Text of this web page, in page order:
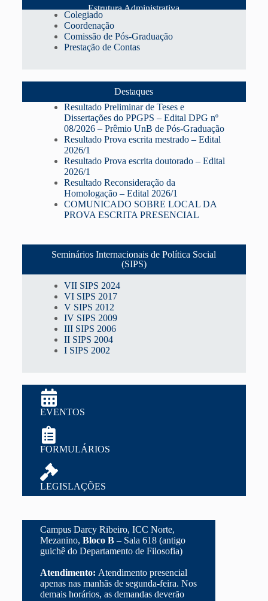
Estrutura Administrativa
Colegiado
Coordenação
Comissão de Pós-Graduação
Prestação de Contas
Destaques
Resultado Preliminar de Teses e
Dissertações do PPGPS – Edital DPG nº
08/2026 – Prêmio UnB de Pós-Graduação
Resultado Prova escrita mestrado – Edital
2026/1
Resultado Prova escrita doutorado – Edital
2026/1
Resultado Reconsideração da
Homologação – Edital 2026/1
COMUNICADO SOBRE LOCAL DA
PROVA ESCRITA PRESENCIAL
Seminários Internacionais de Política Social
(SIPS)
VII SIPS 2024
VI SIPS 2017
V SIPS 2012
IV SIPS 2009
III SIPS 2006
II SIPS 2004
I SIPS 2002
EVENTOS
FORMULÁRIOS
LEGISLAÇÕES
Campus Darcy Ribeiro, ICC Norte,
Mezanino, Bloco B– Sala 618 (antigo
guichê do Departamento de Filosofia)
Atendimento: Atendimento presencial
apenas nas manhãs de segunda-feira. Nos
demais horários, as demandas deverão